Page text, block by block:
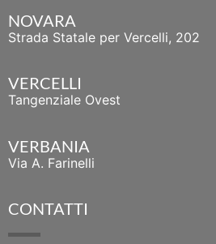
NOVARA
Strada Statale per Vercelli, 202
VERCELLI
Tangenziale Ovest
VERBANIA
Via A. Farinelli
CONTATTI